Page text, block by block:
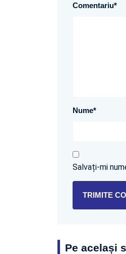
Comentariu*
Nume*
Salvați-mi
Pe același